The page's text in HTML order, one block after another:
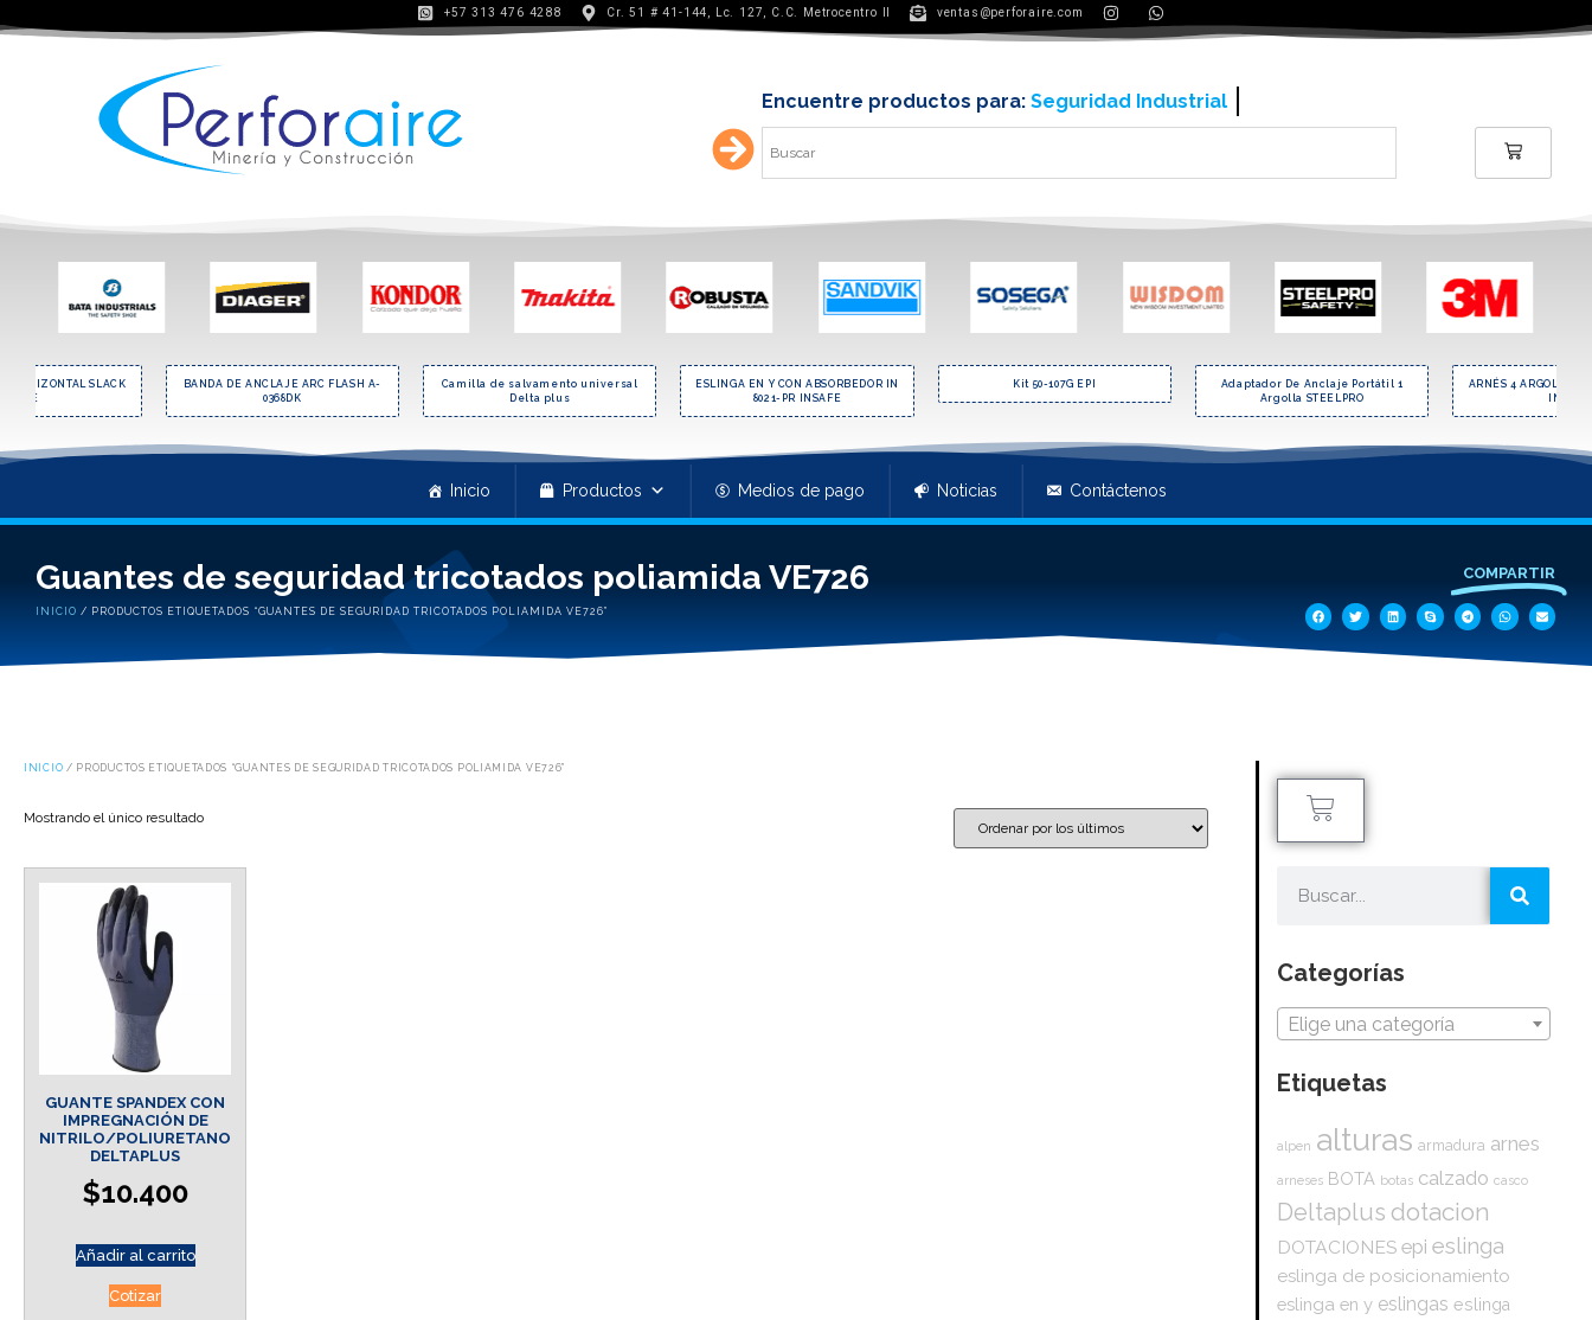
+57 313 476 4288 Cr. 51 # 41-144, Lc. 127, C.C. Metrocentro II ventas@perforaire.com
Encuentre productos para: Seguridad Industrial
HORIZONTAL SLACK
LINE
BANDA DE ANCLAJE ARC FLASH A-
0368DK
Camilla de salvamento universal
Delta plus
ESLINGA EN Y CON ABSORBEDOR IN
8021-PR INSAFE
Kit 50-107G EPI
Adaptador De Anclaje Portátil 1
Argolla STEELPRO
ARNÉS 4 ARGOLLAS
INSAFE
Inicio Productos Medios de pago Noticias Contáctenos
Guantes de seguridad tricotados poliamida VE726
INICIO / PRODUCTOS ETIQUETADOS “GUANTES DE SEGURIDAD TRICOTADOS POLIAMIDA VE726”
COMPARTIR
INICIO / PRODUCTOS ETIQUETADOS “GUANTES DE SEGURIDAD TRICOTADOS POLIAMIDA VE726”
Mostrando el único resultado
GUANTE SPANDEX CON
IMPREGNACIÓN DE
NITRILO/POLIURETANO
DELTAPLUS
$10.400
Añadir al carrito
Cotizar
Categorías
Elige una categoría
Etiquetas
alpen alturas armadura arnes
arneses BOTA botas calzado casco
Deltaplus dotacion
DOTACIONES epi eslinga
eslinga de posicionamiento
eslinga en y eslingas eslinga